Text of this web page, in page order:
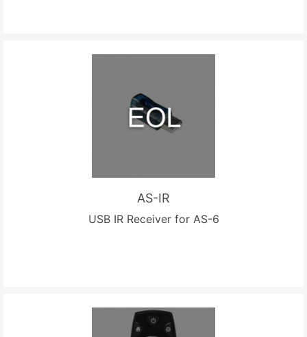
AS-IR
USB IR Receiver for AS-6